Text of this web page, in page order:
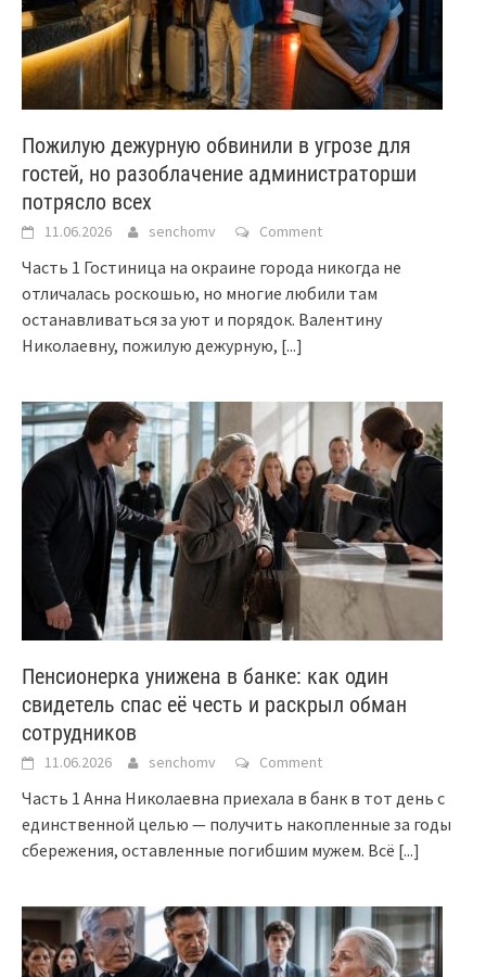
Пожилую дежурную обвинили в угрозе для
гостей, но разоблачение администраторши
потрясло всех
11.06.2026 senchomv Comment
Часть 1 Гостиница на окраине города никогда не
отличалась роскошью, но многие любили там
останавливаться за уют и порядок. Валентину
Николаевну, пожилую дежурную, [...]
Пенсионерка унижена в банке: как один
свидетель спас её честь и раскрыл обман
сотрудников
11.06.2026 senchomv Comment
Часть 1 Анна Николаевна приехала в банк в тот день с
единственной целью — получить накопленные за годы
сбережения, оставленные погибшим мужем. Всё [...]